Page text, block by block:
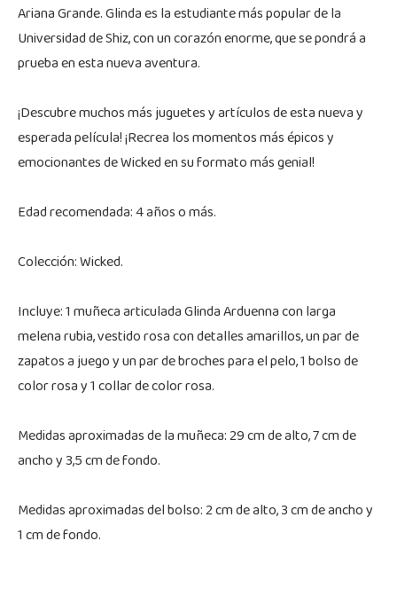
Ariana Grande. Glinda es la estudiante más popular de la
Universidad de Shiz, con un corazón enorme, que se pondrá a
prueba en esta nueva aventura.
¡Descubre muchos más juguetes y artículos de esta nueva y
esperada película! ¡Recrea los momentos más épicos y
emocionantes de Wicked en su formato más genial!
Edad recomendada: 4 años o más.
Colección: Wicked.
Incluye: 1 muñeca articulada Glinda Arduenna con larga
melena rubia, vestido rosa con detalles amarillos, un par de
zapatos a juego y un par de broches para el pelo, 1 bolso de
color rosa y 1 collar de color rosa.
Medidas aproximadas de la muñeca: 29 cm de alto, 7 cm de
ancho y 3,5 cm de fondo.
Medidas aproximadas del bolso: 2 cm de alto, 3 cm de ancho y
1 cm de fondo.